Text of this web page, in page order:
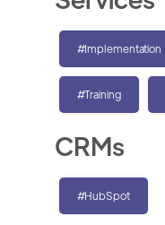
#Implementation
#Training
CRMs
#HubSpot